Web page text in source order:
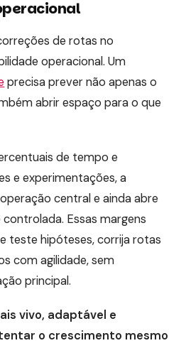
de rotas no
operacional. Um
precisa prever não apenas o
abrir espaço para o que
de tempo e
e experimentações, a
central e ainda abre
Essas margens
teste hipóteses, corrija rotas
com agilidade, sem
principal.
vivo, adaptável e
o crescimento mesmo